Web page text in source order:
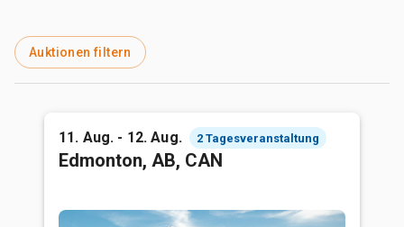
Auktionen filtern
11. Aug. - 12. Aug. 2 Tagesveranstaltung
Edmonton, AB, CAN